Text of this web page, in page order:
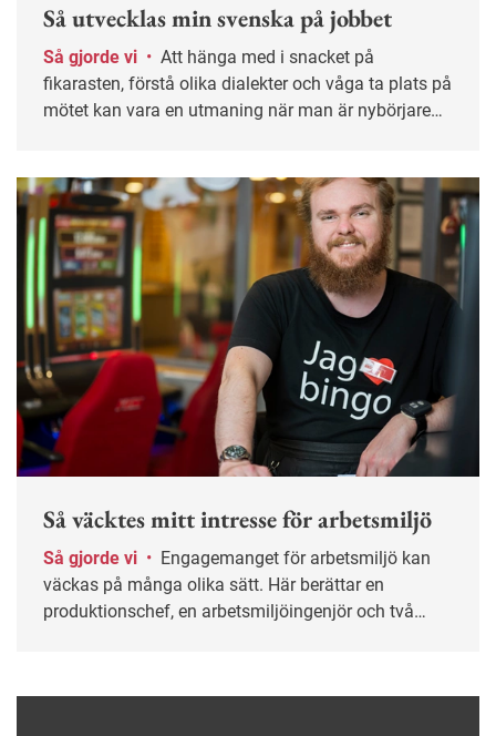
Så utvecklas min svenska på jobbet
Så gjorde vi •
fikarasten, förstå olika dialekter och våga ta plats på
mötet kan vara en utmaning när man är nybörjare
Så väcktes mitt intresse för arbetsmiljö
Så gjorde vi •
väckas på många olika sätt. Här berättar en
produktionschef, en arbetsmiljöingenjör och två